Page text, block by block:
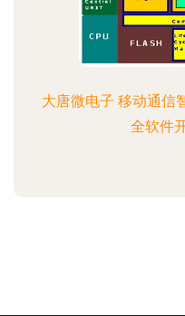
大唐微电子 移动通信
全软件